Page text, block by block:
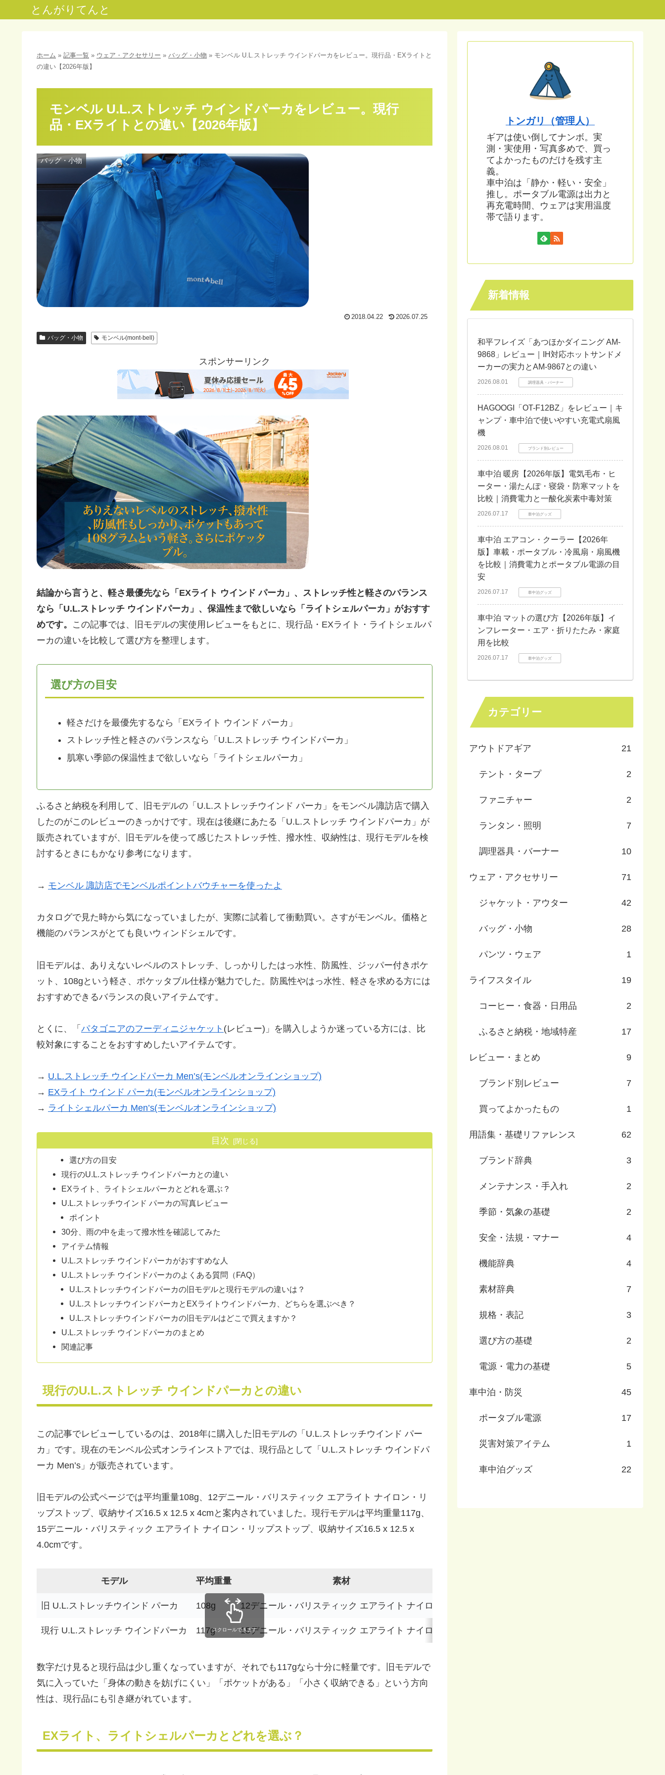
とんがりてんと
ホーム » 記事一覧 » ウェア・アクセサリー » バッグ・小物 » モンベル U.L.ストレッチ ウインドパーカをレビュー。現行品・EXライトと
の違い【2026年版】
モンベル U.L.ストレッチ ウインドパーカをレビュー。現行
品・EXライトとの違い【2026年版】
バッグ・小物
2018.04.22 2026.07.25
バッグ・小物 モンベル(mont-bell)
スポンサーリンク
結論から言うと、軽さ最優先なら「EXライト ウインド パーカ」、ストレッチ性と軽さのバランス
なら「U.L.ストレッチ ウインドパーカ」、保温性まで欲しいなら「ライトシェルパーカ」がおすす
めです。 この記事では、旧モデルの実使用レビューをもとに、現行品・EXライト・ライトシェルパ
ーカの違いを比較して選び方を整理します。
選び方の目安
軽さだけを最優先するなら「EXライト ウインド パーカ」
ストレッチ性と軽さのバランスなら「U.L.ストレッチ ウインドパーカ」
肌寒い季節の保温性まで欲しいなら「ライトシェルパーカ」
ふるさと納税を利用して、旧モデルの「U.L.ストレッチウインド パーカ」をモンベル諏訪店で購入
したのがこのレビューのきっかけです。現在は後継にあたる「U.L.ストレッチ ウインドパーカ」が
販売されていますが、旧モデルを使って感じたストレッチ性、撥水性、収納性は、現行モデルを検
討するときにもかなり参考になります。
→ モンベル 諏訪店でモンベルポイントバウチャーを使ったよ
カタログで見た時から気になっていましたが、実際に試着して衝動買い。さすがモンベル。価格と
機能のバランスがとても良いウィンドシェルです。
旧モデルは、ありえないレベルのストレッチ、しっかりしたはっ水性、防風性、ジッパー付きポケ
ット、108gという軽さ、ポケッタブル仕様が魅力でした。防風性やはっ水性、軽さを求める方には
おすすめできるバランスの良いアイテムです。
とくに、「 パタゴニアのフーディニジャケット (レビュー)」を購入しようか迷っている方には、比
較対象にすることをおすすめしたいアイテムです。
→ U.L.ストレッチ ウインドパーカ Men’s(モンベルオンラインショップ)
→ EXライト ウインド パーカ(モンベルオンラインショップ)
→ ライトシェルパーカ Men’s(モンベルオンラインショップ)
目次
選び方の目安
現行のU.L.ストレッチ ウインドパーカとの違い
EXライト、ライトシェルパーカとどれを選ぶ？
U.L.ストレッチウインド パーカの写真レビュー
ポイント
30分、雨の中を走って撥水性を確認してみた
アイテム情報
U.L.ストレッチ ウインドパーカがおすすめな人
U.L.ストレッチ ウインドパーカのよくある質問（FAQ）
U.L.ストレッチウインドパーカの旧モデルと現行モデルの違いは？
U.L.ストレッチウインドパーカとEXライトウインドパーカ、どちらを選ぶべき？
U.L.ストレッチウインドパーカの旧モデルはどこで買えますか？
U.L.ストレッチ ウインドパーカのまとめ
関連記事
現行のU.L.ストレッチ ウインドパーカとの違い
この記事でレビューしているのは、2018年に購入した旧モデルの「U.L.ストレッチウインド パー
カ」です。現在のモンベル公式オンラインストアでは、現行品として「U.L.ストレッチ ウインドパ
ーカ Men’s」が販売されています。
旧モデルの公式ページでは平均重量108g、12デニール・バリスティック エアライト ナイロン・リ
ップストップ、収納サイズ16.5 x 12.5 x 4cmと案内されていました。現行モデルは平均重量117g、
15デニール・バリスティック エアライト ナイロン・リップストップ、収納サイズ16.5 x 12.5 x
4.0cmです。
モデル 平均重量 素材
旧 U.L.ストレッチウインド パーカ 108g 12デニール・バリスティック エアライト ナイロン
現行 U.L.ストレッチ ウインドパーカ 117g 15デニール・バリスティック エアライト ナイロン
スクロールできます
数字だけ見ると現行品は少し重くなっていますが、それでも117gなら十分に軽量です。旧モデルで
気に入っていた「身体の動きを妨げにくい」「ポケットがある」「小さく収納できる」という方向
性は、現行品にも引き継がれています。
EXライト、ライトシェルパーカとどれを選ぶ？
トンガリ（管理人）
ギアは使い倒してナンボ。実
測・実使用・写真多めで、買っ
てよかったものだけを残す主
義。
車中泊は「静か・軽い・安全」
推し。ポータブル電源は出力と
再充電時間、ウェアは実用温度
帯で語ります。
新着情報
和平フレイズ「あつほかダイニング AM-
9868」レビュー｜IH対応ホットサンドメ
ーカーの実力とAM-9867との違い
2026.08.01 調理器具・バーナー
HAGOOGI「OT-F12BZ」をレビュー｜キ
ャンプ・車中泊で使いやすい充電式扇風
機
2026.08.01 ブランド別レビュー
車中泊 暖房【2026年版】電気毛布・ヒ
ーター・湯たんぽ・寝袋・防寒マットを
比較｜消費電力と一酸化炭素中毒対策
2026.07.17 車中泊グッズ
車中泊 エアコン・クーラー【2026年
版】車載・ポータブル・冷風扇・扇風機
を比較｜消費電力とポータブル電源の目
安
2026.07.17 車中泊グッズ
車中泊 マットの選び方【2026年版】イ
ンフレーター・エア・折りたたみ・家庭
用を比較
2026.07.17 車中泊グッズ
カテゴリー
アウトドアギア 21
テント・タープ 2
ファニチャー 2
ランタン・照明 7
調理器具・バーナー 10
ウェア・アクセサリー 71
ジャケット・アウター 42
バッグ・小物 28
パンツ・ウェア 1
ライフスタイル 19
コーヒー・食器・日用品 2
ふるさと納税・地域特産 17
レビュー・まとめ 9
ブランド別レビュー 7
買ってよかったもの 1
用語集・基礎リファレンス 62
ブランド辞典 3
メンテナンス・手入れ 2
季節・気象の基礎 2
安全・法規・マナー 4
機能辞典 4
素材辞典 7
規格・表記 3
選び方の基礎 2
電源・電力の基礎 5
車中泊・防災 45
ポータブル電源 17
災害対策アイテム 1
車中泊グッズ 22